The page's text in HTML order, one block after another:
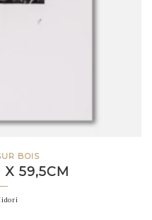
BOIS
59,5CM